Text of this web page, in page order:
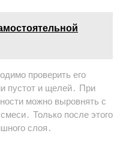
проверить его
пустот и щелей․ При
можно выровнять с
Только после этого
слоя․